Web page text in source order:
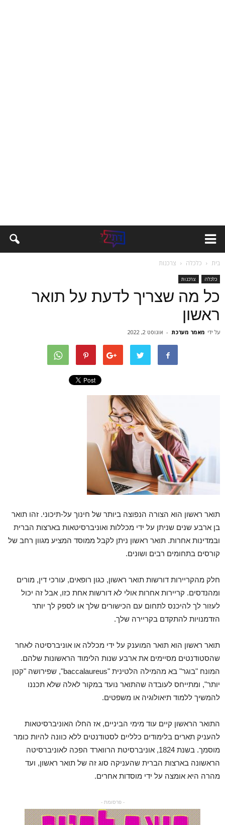
בית כלכלה צרכנות
כלכלה צרכנות
כל מה שצריך לדעת על תואר
ראשון
על ידי מאמר מערכת - אוגוסט 2, 2022
תואר ראשון הוא הצורה הנפוצה ביותר של חינוך על-תיכוני. זהו תואר
בן ארבע שנים שניתן על ידי מכללות ואוניברסיטאות בארצות הברית
ובמדינות אחרות. תואר ראשון ניתן לקבל ממוסד המציע מגוון רחב של
קורסים בתחומים רבים ושונים.
חלק מהקריירות דורשות תואר ראשון, כגון רופאים, עורכי דין, מורים
ומהנדסים. קריירות אחרות אולי לא דורשות אחת כזו, אבל זה יכול
לעזור לך להיכנס לתחום עם הכישורים שלך או לספק לך יותר
הזדמנויות להתקדם בקריירה שלך.
תואר ראשון הוא תואר המוענק על ידי מכללה או אוניברסיטה לאחר
שהסטודנטים מסיימים את ארבע שנות הלימוד הראשונות שלהם.
המונח "בוגר" בא מהמילה הלטינית "baccalaureus", שפירושה "קטן
יותר", ומתייחס לעובדה שהתואר נועד במקור לאלה שלא תכננו
להמשיך ללמוד תיאולוגיה או משפטים.
התואר הראשון קיים עוד מימי הביניים, אז החלו האוניברסיטאות
להעניק תארים בלימודים כלליים לסטודנטים ללא כוונה להיות כומר
מוסמך. בשנת 1824, אוניברסיטת הרווארד הפכה לאוניברסיטה
הראשונה בארצות הברית שהעניקה סוג זה של תואר ראשון, ועד
מהרה היא אומצה על ידי מוסדות אחרים.
- פרסומת -